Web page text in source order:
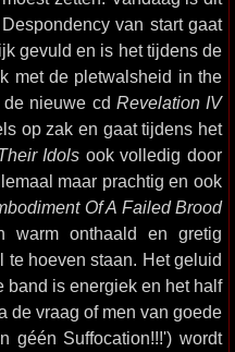
van start gaat
gevuld en is het tijdens de
met de pletwalsheid in the
de nieuwe cd Revelation IV
op zak en gaat tijdens het
Idols ook volledig door
maar prachtig en ook
Of A Failed Brood
warm onthaald en gretig
te hoeven staan. Het geluid
band is energiek en het half
de vraag of men van goede
géén Suffocation!!!') wordt